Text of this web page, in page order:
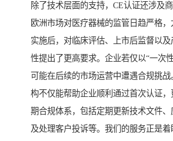
除了技术层面的支持，CE认证还涉及商
欧洲市场对医疗器械的监管日趋严格
实施后，对临床评估、上市后监督以
性提出了更高要求。企业若仅以“一次性
可能在后续的市场运营中遭遇合规挑
构不仅能帮助企业顺利通过首次认证
期合规体系，包括定期更新技术文件
及处理客户投诉等。我们的服务正是